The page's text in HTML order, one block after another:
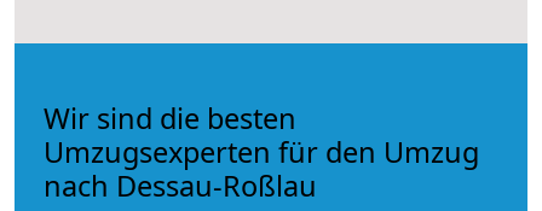
Wir sind die besten
Umzugsexperten für den Umzug
nach Dessau-Roßlau